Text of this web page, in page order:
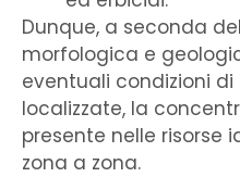
Dunque, a seconda
morfologica e
eventuali condizioni
localizzate, la
presente nelle risorse
zona a zona.